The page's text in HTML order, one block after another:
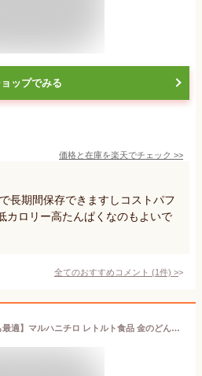
ップでみる
価格と在庫を楽天でチェック >>
長期間保存できますしコストパフ
カロリー高たんぱくなのもよいで
全てのおすすめコメント (1件) >
【レトルト】【仕送りも最適】マルハニチロ レトルト食品 金のどんぶり 丼セット30個組 チャプチェ 豚たま丼 親子丼 ビビンパ 麻婆丼 中華丼 30箱セット 関東圏送料無料